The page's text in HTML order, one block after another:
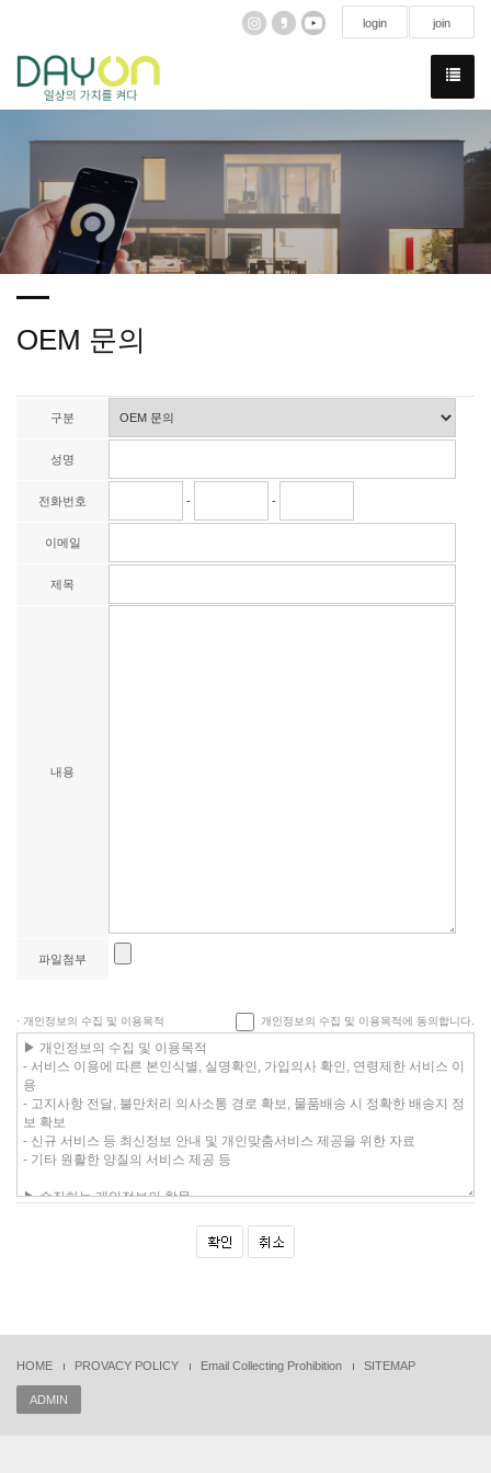
login join
OEM 문의
구분
성명
전화번호 - -
이메일
제목
내용
파일첨부
· 개인정보의 수집 및 이용목적 개인정보의 수집 및 이용목적에 동의합니다.
HOME PROVACY POLICY Email Collecting Prohibition SITEMAP
ADMIN